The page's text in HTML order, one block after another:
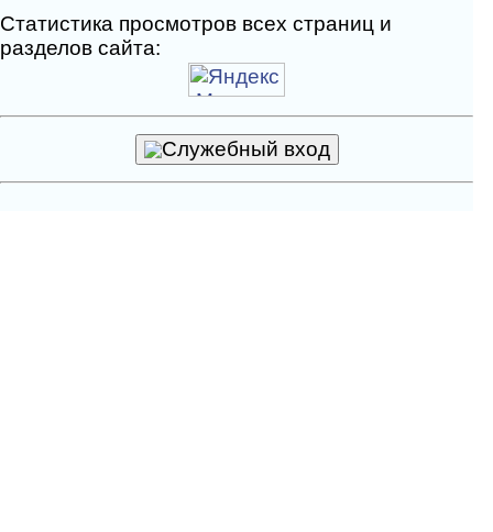
Статистика просмотров всех страниц и
разделов сайта:
Служебный вход